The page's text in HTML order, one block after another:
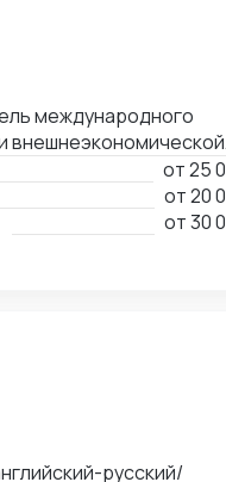
внешнеэкономической
и решения
(Рижский третейский
Казахстан).
от25
от20
от30
русский/